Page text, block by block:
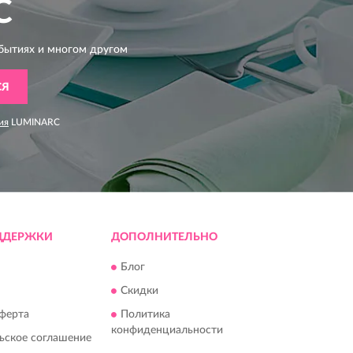
и многом другом
LUMINARC
соглашение
ДОПОЛНИТЕЛЬНО
Блог
Скидки
Политика
конфиденциальности